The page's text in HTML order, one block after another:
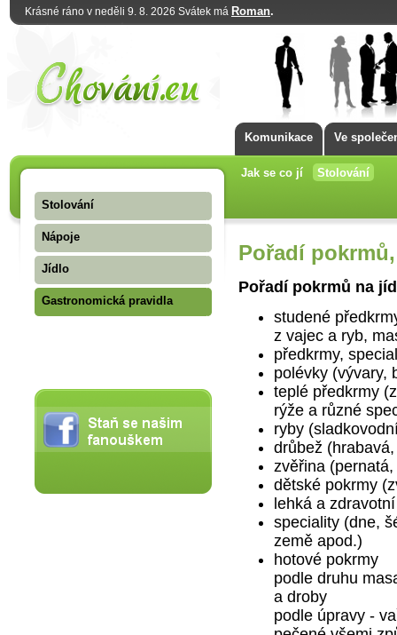
Krásné ráno v neděli 9. 8. 2026 Svátek má Roman.
Komunikace Ve
Jak se co jí Stolování
Stolování
Nápoje
Jídlo
Gastronomická pravidla
Pořadí
Pořadí pokrmů na
studené
z vajec a ryb,
předkrmy,
polévky (vývary,
teplé předkrmy
rýže a různé
ryby
drůbež
zvěřina
dětské pokrmy
lehká a
speciality (dne,
země apod.)
hotové pokrmy
podle druhu
a droby
podle úpravy -